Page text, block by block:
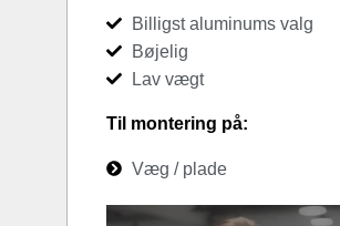
Billigst aluminums valg
Bøjelig
Lav vægt
Til montering på:
Væg / plade